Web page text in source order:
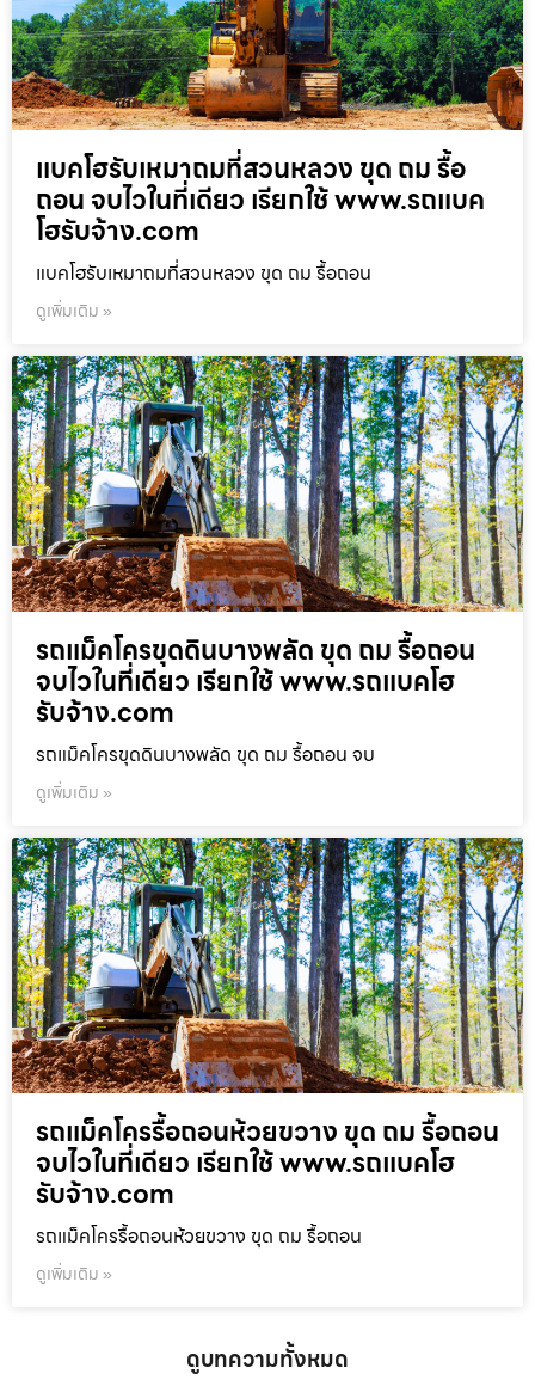
แบคโฮรับเหมาถมที่สวนหลวง ขุด ถม รื้อ
ถอน จบไวในที่เดียว เรียกใช้ www.รถแบค
โฮรับจ้าง.com
แบคโฮรับเหมาถมที่สวนหลวง ขุด ถม รื้อถอน
ดูเพิ่มเติม »
รถแม็คโครขุดดินบางพลัด ขุด ถม รื้อถอน
จบไวในที่เดียว เรียกใช้ www.รถแบคโฮ
รับจ้าง.com
รถแม็คโครขุดดินบางพลัด ขุด ถม รื้อถอน จบ
ดูเพิ่มเติม »
รถแม็คโครรื้อถอนห้วยขวาง ขุด ถม รื้อถอน
จบไวในที่เดียว เรียกใช้ www.รถแบคโฮ
รับจ้าง.com
รถแม็คโครรื้อถอนห้วยขวาง ขุด ถม รื้อถอน
ดูเพิ่มเติม »
ดูบทความทั้งหมด